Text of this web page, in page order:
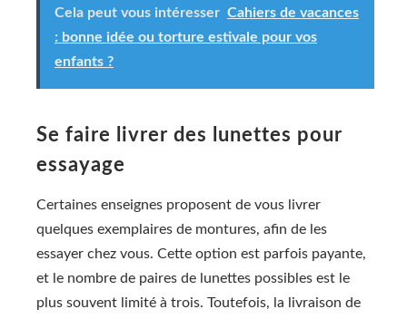
Cela peut vous intéresser Cahiers de vacances
: bonne idée ou torture estivale pour vos
enfants ?
Se faire livrer des lunettes pour
essayage
Certaines enseignes proposent de vous livrer
quelques exemplaires de montures, afin de les
essayer chez vous. Cette option est parfois payante,
et le nombre de paires de lunettes possibles est le
plus souvent limité à trois. Toutefois, la livraison de